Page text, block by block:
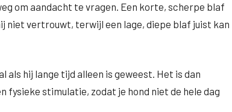
om aandacht te vragen. Een korte, scherpe blaf
niet vertrouwt, terwijl een lage, diepe blaf juist kan
als hij lange tijd alleen is geweest. Het is dan
fysieke stimulatie, zodat je hond niet de hele dag